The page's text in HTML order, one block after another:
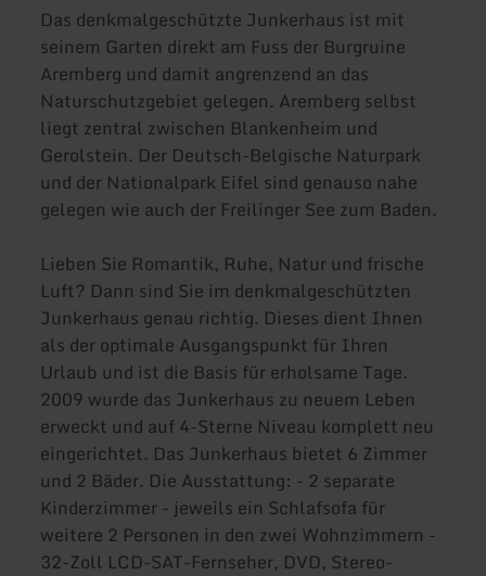
Das denkmalgeschützte Junkerhaus ist mit
seinem Garten direkt am Fuss der Burgruine
Aremberg und damit angrenzend an das
Naturschutzgebiet gelegen. Aremberg selbst
liegt zentral zwischen Blankenheim und
Gerolstein. Der Deutsch-Belgische Naturpark
und der Nationalpark Eifel sind genauso nahe
gelegen wie auch der Freilinger See zum Baden.
Lieben Sie Romantik, Ruhe, Natur und frische
Luft? Dann sind Sie im denkmalgeschützten
Junkerhaus genau richtig. Dieses dient Ihnen
als der optimale Ausgangspunkt für Ihren
Urlaub und ist die Basis für erholsame Tage.
2009 wurde das Junkerhaus zu neuem Leben
erweckt und auf 4-Sterne Niveau komplett neu
eingerichtet. Das Junkerhaus bietet 6 Zimmer
und 2 Bäder. Die Ausstattung: - 2 separate
Kinderzimmer - jeweils ein Schlafsofa für
weitere 2 Personen in den zwei Wohnzimmern -
32-Zoll LCD-SAT-Fernseher, DVD, Stereo-